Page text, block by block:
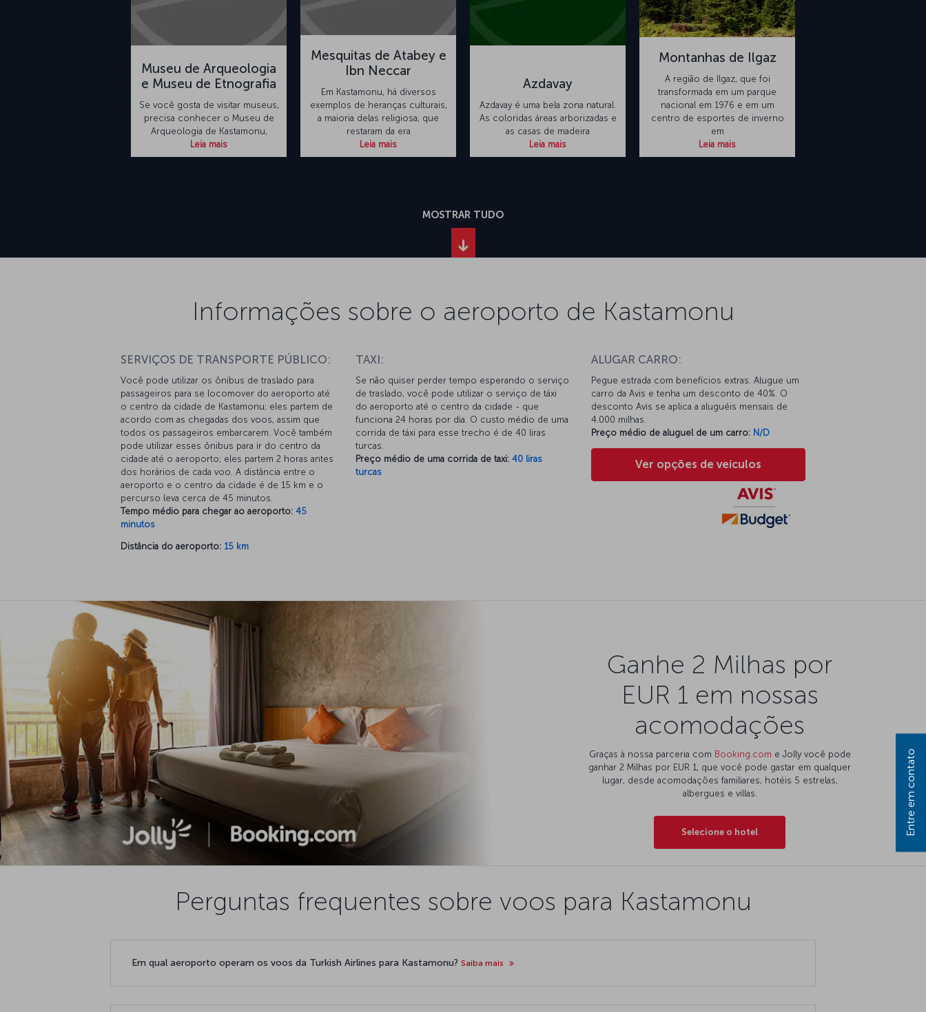
Museu de Arqueologia
e Museu de Etnografia
Se você gosta de visitar museus,
precisa conhecer o Museu de
Arqueologia de Kastamonu,
Leia mais
Mesquitas de Atabey e
Ibn Neccar
Em Kastamonu, há diversos
exemplos de heranças culturais,
a maioria delas religiosa, que
restaram da era
Leia mais
Azdavay
Azdavay é uma bela zona natural.
As coloridas áreas arborizadas e
as casas de madeira
Leia mais
Montanhas de Ilgaz
A região de Ilgaz, que foi
transformada em um parque
nacional em 1976 e em um
centro de esportes de inverno
em
Leia mais
MOSTRAR TUDO
Informações sobre o aeroporto de Kastamonu
SERVIÇOS DE TRANSPORTE PÚBLICO:
Você pode utilizar os ônibus de traslado para
passageiros para se locomover do aeroporto até
o centro da cidade de Kastamonu; eles partem de
acordo com as chegadas dos voos, assim que
todos os passageiros embarcarem. Você também
pode utilizar esses ônibus para ir do centro da
cidade até o aeroporto; eles partem 2 horas antes
dos horários de cada voo. A distância entre o
aeroporto e o centro da cidade é de 15 km e o
percurso leva cerca de 45 minutos.
Tempo médio para chegar ao aeroporto: 45
minutos
Distância do aeroporto: 15 km
TAXI:
Se não quiser perder tempo esperando o serviço
de traslado, você pode utilizar o serviço de táxi
do aeroporto até o centro da cidade - que
funciona 24 horas por dia. O custo médio de uma
corrida de táxi para esse trecho é de 40 liras
turcas.
Preço médio de uma corrida de taxi: 40 liras
turcas
ALUGAR CARRO:
Pegue estrada com benefícios extras. Alugue um
carro da Avis e tenha um desconto de 40%. O
desconto Avis se aplica a aluguéis mensais de
4.000 milhas.
Preço médio de aluguel de um carro: N/D
Ver opções de veículos
Ganhe 2 Milhas por
EUR 1 em nossas
acomodações
Graças à nossa parceria com Booking.com e Jolly você pode
ganhar 2 Milhas por EUR 1, que você pode gastar em qualquer
lugar, desde acomodações familiares, hotéis 5 estrelas,
albergues e villas.
Selecione o hotel
Perguntas frequentes sobre voos para Kastamonu
Em qual aeroporto operam os voos da Turkish Airlines para Kastamonu? Saiba mais
Entre em contato